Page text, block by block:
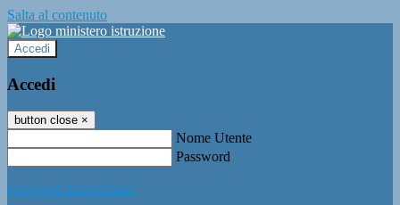
Salta al contenuto
Accedi
Accedi
button close ×
Nome Utente
Password
Password dimenticata?